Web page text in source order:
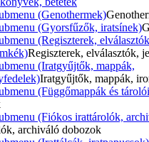
(Genothermek)
(Gyorsfűzők, iratsínek)
(Regiszterek,
Regiszterek, elválasztók,
(Iratgyűjtők, mappák,
Iratgyűjtők, mappák,
(Függőmappák és
(Fiókos irattárolók,
archiváló dobozok